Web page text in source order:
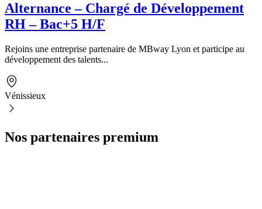
Alternance – Chargé de Développement
RH – Bac+5 H/F
Rejoins une entreprise partenaire de MBway Lyon et participe au
développement des talents...
Vénissieux
Nos partenaires premium